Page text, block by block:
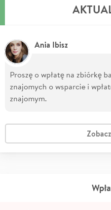
Ania Ibisz
Proszę o wpłatę na zbiórkę
znajomych o wsparcie i
znajomym.